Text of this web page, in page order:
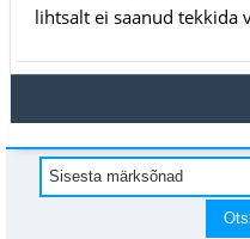
lihtsalt ei saanud tekkida